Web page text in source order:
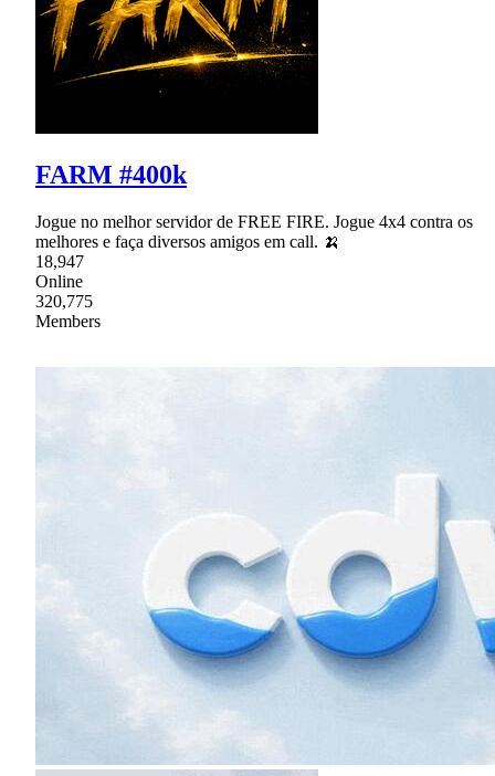
FARM #400k
Jogue no melhor servidor de FREE FIRE. Jogue 4x4 contra os
melhores e faça diversos amigos em call. 🍌
18,947
Online
320,775
Members